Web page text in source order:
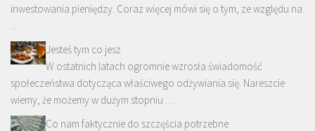
inwestowania pieniędzy. Coraz więcej mówi się o tym, ze względu na
Jesteś tym co jesz
W ostatnich latach ogromnie wzrosła świadomość
społeczeństwa dotycząca właściwego odżywiania się. Nareszcie
wiemy, że możemy w dużym stopniu …
Co nam faktycznie do szczęścia potrzebne